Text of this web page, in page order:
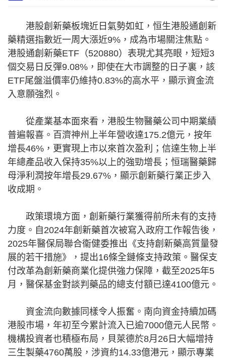
港股創新藥板塊近日氣勢如虹，恒生港股通創新
藥精選指數近一周大漲近9%，成為市場關注焦點。
港股通創新藥ETF（520880）表現尤其亮眼，短短3
個交易日反彈9.08%，即使在大市調整的日子裏，該
ETF尾盤溢價率仍維持0.83%的高水平，顯示資金流
入意願強烈。
從產業基本面來看，港股生物醫藥公司中期業績
普遍報喜。百濟神州上半年營收達175.2億元，按年
增長46%，更實現上市以來首次盈利；信達生物上半
年總產品收入保持35%以上的強勁增長；恒瑞醫藥歸
母淨利潤按年增長29.67%，顯示創新藥行業正步入
收成期。
政策環境方面，創新藥行業獲得前所未有的支持
力度。自2024年創新藥首次被寫入政府工作報告後，
2025年醫保局聯合衞健委推出《支持創新藥高質量發
展的若干措施》，提出16條全鏈條支持政策。醫保支
付改革為創新藥商業化提供強力保障，截至2025年5
月，醫保基金對談判藥品的總支付額已達4100億元。
資金流向數據同樣令人振奮。南向資金持續加碼
港股市場，年初至今累計流入已逾7000億元人民幣。
機構投資者也積極布局，貝萊德於8月26日大幅增持
三生製藥4760萬股，涉資約14.33億港元，顯示專業